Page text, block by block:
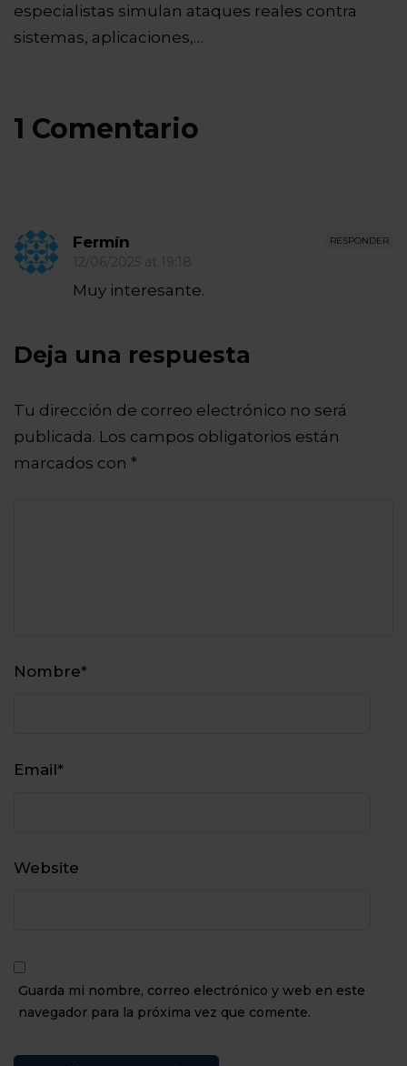
especialistas simulan ataques reales contra
sistemas, aplicaciones,…
1 Comentario
RESPONDER
Fermín
12/06/2025 at 19:18
Muy interesante.
Deja una respuesta
Tu dirección de correo electrónico no será
publicada. Los campos obligatorios están
marcados con *
Nombre*
Email*
Website
Guarda mi nombre, correo electrónico y web en este
navegador para la próxima vez que comente.